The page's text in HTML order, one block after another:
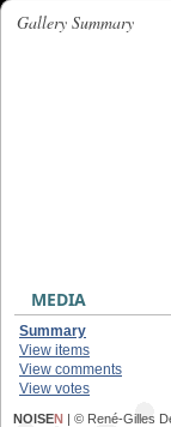
Gallery Summary
MEDIA
Summary
View items
View comments
View votes
NOISEN | © René-Gilles